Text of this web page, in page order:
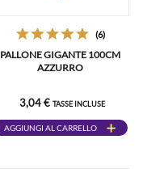
(6)
PALLONE GIGANTE 100CM
AZZURRO
3,04 € TASSE INCLUSE
AGGIUNGI AL CARRELLO